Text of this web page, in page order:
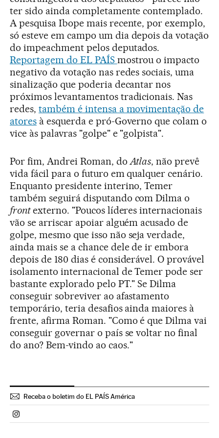
ter sido ainda completamente contemplado.
A pesquisa Ibope mais recente, por exemplo,
só esteve em campo um dia depois da votação
do impeachment pelos deputados.
Reportagem do EL PAÍS mostrou o impacto
negativo da votação nas redes sociais, uma
sinalização que poderia decantar nos
próximos levantamentos tradicionais. Nas
redes, também é intensa a movimentação de
atoresà esquerda e pró-Governo que colam o
vice às palavras "golpe" e "golpista".
Por fim, Andrei Roman, doAtlas, não prevê
vida fácil para o futuro em qualquer cenário.
Enquanto presidente interino, Temer
também seguirá disputando com Dilma o
frontexterno. "Poucos líderes internacionais
vão se arriscar apoiar alguém acusado de
golpe, mesmo que isso não seja verdade,
ainda mais se a chance dele de ir embora
depois de 180 dias é considerável. O provável
isolamento internacional de Temer pode ser
bastante explorado pelo PT." Se Dilma
conseguir sobreviver ao afastamento
temporário, teria desafios ainda maiores à
frente, afirma Roman. "Como é que Dilma vai
conseguir governar o país se voltar no final
do ano? Bem-vindo ao caos."
Receba o boletim do EL PAÍS América
Politica El País Brasil en Instagram